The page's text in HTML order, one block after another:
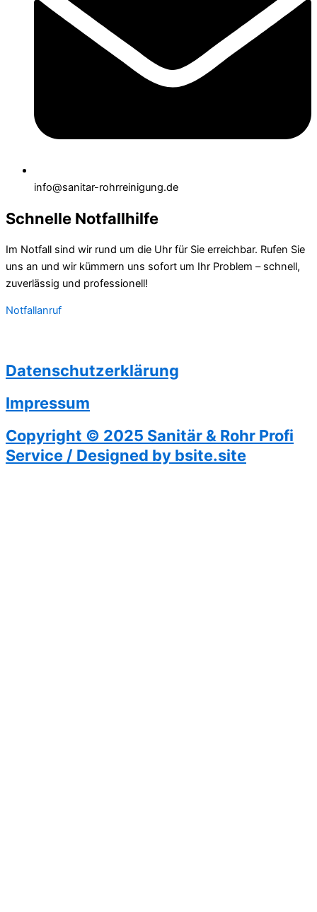
info@sanitar-rohrreinigung.de
Schnelle Notfallhilfe
Im Notfall sind wir rund um die Uhr für Sie erreichbar. Rufen Sie
uns an und wir kümmern uns sofort um Ihr Problem – schnell,
zuverlässig und professionell!
Notfallanruf
Datenschutzerklärung
Impressum
Copyright © 2025 Sanitär & Rohr Profi
Service / Designed by bsite.site